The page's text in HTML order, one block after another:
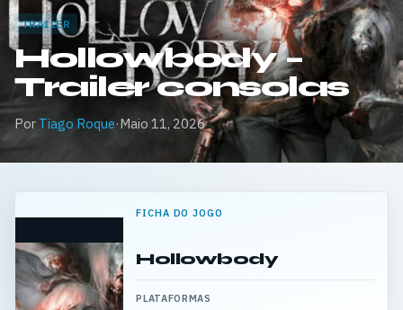
TRAILER
Hollowbody –
Trailer consolas
Por Tiago Roque·Maio 11, 2026
FICHA DO JOGO
Hollowbody
PLATAFORMAS